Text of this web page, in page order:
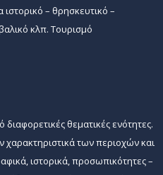
– θρησκευτικό –
κλπ. Τουρισμό
θεματικές ενότητες.
χαρακτηριστικά των περιοχών και
ιστορικά, προσωπικότητες –